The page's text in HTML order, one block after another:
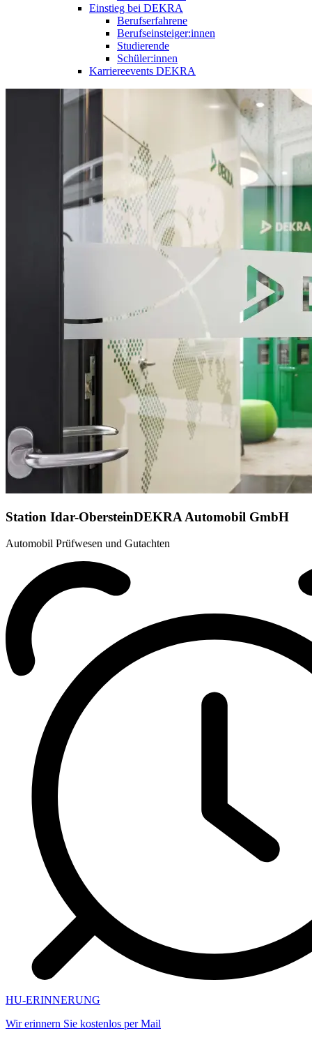
Einstieg bei DEKRA
Berufserfahrene
Berufseinsteiger:innen
Studierende
Schüler:innen
Karriereevents DEKRA
Station Idar-ObersteinDEKRA Automobil GmbH
Automobil Prüfwesen und Gutachten
HU-ERINNERUNG
Wir erinnern Sie kostenlos per Mail